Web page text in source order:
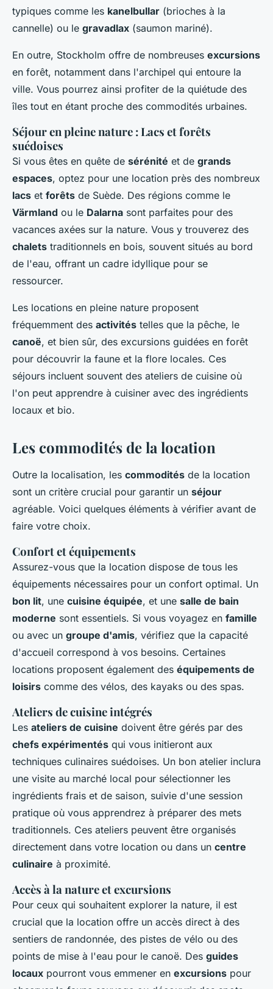
typiques comme les kanelbullar (brioches à la
cannelle) ou le gravadlax (saumon mariné).
En outre, Stockholm offre de nombreuses excursions
en forêt, notamment dans l'archipel qui entoure la
ville. Vous pourrez ainsi profiter de la quiétude des
îles tout en étant proche des commodités urbaines.
Séjour en pleine nature : Lacs et forêts
suédoises
Si vous êtes en quête de sérénité et de grands
espaces, optez pour une location près des nombreux
lacs et forêts de Suède. Des régions comme le
Värmland ou le Dalarna sont parfaites pour des
vacances axées sur la nature. Vous y trouverez des
chalets traditionnels en bois, souvent situés au bord
de l'eau, offrant un cadre idyllique pour se
ressourcer.
Les locations en pleine nature proposent
fréquemment des activités telles que la pêche, le
canoë, et bien sûr, des excursions guidées en forêt
pour découvrir la faune et la flore locales. Ces
séjours incluent souvent des ateliers de cuisine où
l'on peut apprendre à cuisiner avec des ingrédients
locaux et bio.
Les commodités de la location
Outre la localisation, les commodités de la location
sont un critère crucial pour garantir un séjour
agréable. Voici quelques éléments à vérifier avant de
faire votre choix.
Confort et équipements
Assurez-vous que la location dispose de tous les
équipements nécessaires pour un confort optimal. Un
bon lit, une cuisine équipée, et une salle de bain
moderne sont essentiels. Si vous voyagez en famille
ou avec un groupe d'amis, vérifiez que la capacité
d'accueil correspond à vos besoins. Certaines
locations proposent également des équipements de
loisirs comme des vélos, des kayaks ou des spas.
Ateliers de cuisine intégrés
Les ateliers de cuisine doivent être gérés par des
chefs expérimentés qui vous initieront aux
techniques culinaires suédoises. Un bon atelier inclura
une visite au marché local pour sélectionner les
ingrédients frais et de saison, suivie d'une session
pratique où vous apprendrez à préparer des mets
traditionnels. Ces ateliers peuvent être organisés
directement dans votre location ou dans un centre
culinaire à proximité.
Accès à la nature et excursions
Pour ceux qui souhaitent explorer la nature, il est
crucial que la location offre un accès direct à des
sentiers de randonnée, des pistes de vélo ou des
points de mise à l'eau pour le canoë. Des guides
locaux pourront vous emmener en excursions pour